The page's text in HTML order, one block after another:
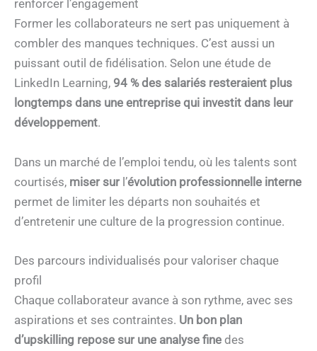
renforcer l’engagement
Former les collaborateurs ne sert pas uniquement à
combler des manques techniques. C’est aussi un
puissant outil de fidélisation. Selon une étude de
LinkedIn Learning, 94 % des salariés resteraient plus
longtemps dans une entreprise qui investit dans leur
développement.
Dans un marché de l’emploi tendu, où les talents sont
courtisés, miser surl’évolution professionnelle interne
permet de limiter les départs non souhaités et
d’entretenir une culture de la progression continue.
Des parcours individualisés pour valoriser chaque
profil
Chaque collaborateur avance à son rythme, avec ses
aspirations et ses contraintes. Un bon plan
d’upskilling repose sur une analyse fine des